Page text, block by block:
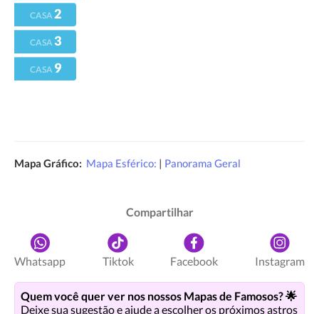
CASA2
CASA 3
CASA 9
Mapa Gráfico: Mapa Esférico: | Panorama Geral
Compartilhar
Whatsapp Tiktok Facebook Instagram
Quem você quer ver nos nossos Mapas de Famosos? 🌟
Deixe sua sugestão e ajude a escolher os próximos astros